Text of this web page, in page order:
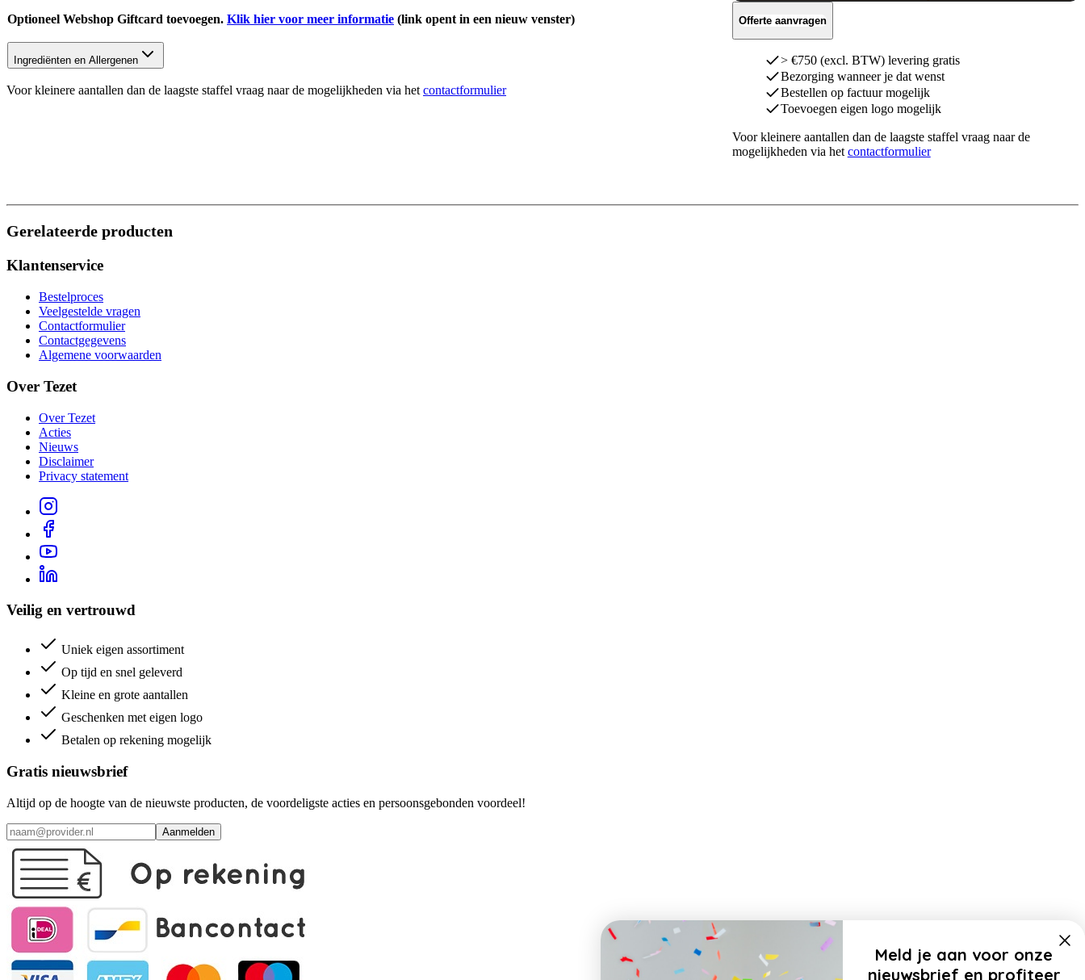
Offerte aanvragen
> €750 (excl. BTW) levering gratis
Bezorging wanneer je dat wenst
Bestellen op factuur mogelijk
Toevoegen eigen logo mogelijk
Voor kleinere aantallen dan de laagste staffel vraag naar de
mogelijkheden via hetcontactformulier
Optioneel Webshop Giftcard toevoegen. Klik hier voor meer informatie (link opent in een nieuw venster)
Ingrediënten en Allergenen
Voor kleinere aantallen dan de laagste staffel vraag naar de mogelijkheden via het contactformulier
Gerelateerde producten
Klantenservice
Bestelproces
Veelgestelde vragen
Contactformulier
Contactgegevens
Algemene voorwaarden
Over Tezet
Over Tezet
Acties
Nieuws
Disclaimer
Privacy statement
Veilig en vertrouwd
Uniek eigen assortiment
Op tijd en snel geleverd
Kleine en grote aantallen
Geschenken met eigen logo
Betalen op rekening mogelijk
Gratis nieuwsbrief
Altijd op de hoogte van de nieuwste producten, de voordeligste acties en persoonsgebonden voordeel!
Aanmelden
Meld je aan voor onze
nieuwsbrief en profiteer